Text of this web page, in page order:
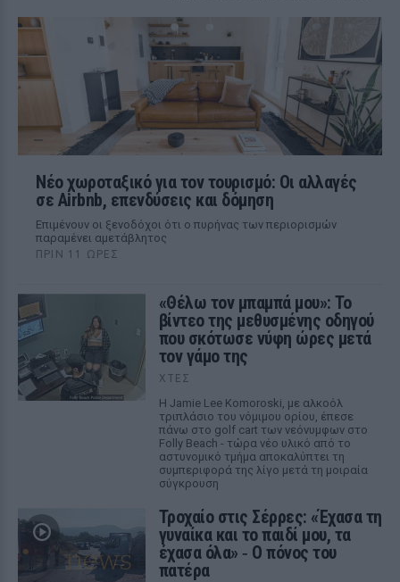
Νέο χωροταξικό για τον τουρισμό: Οι αλλαγές
σε Airbnb, επενδύσεις και δόμηση
Επιμένουν οι ξενοδόχοι ότι ο πυρήνας των περιορισμών
παραμένει αμετάβλητος
ΠΡΙΝ 11 ΏΡΕΣ
«Θέλω τον μπαμπά μου»: Το
βίντεο της μεθυσμένης οδηγού
που σκότωσε νύφη ώρες μετά
τον γάμο της
ΧΤΕΣ
Η Jamie Lee Komoroski, με αλκοόλ
τριπλάσιο του νόμιμου ορίου, έπεσε
πάνω στο golf cart των νεόνυμφων στο
Folly Beach - τώρα νέο υλικό από το
αστυνομικό τμήμα αποκαλύπτει τη
συμπεριφορά της λίγο μετά τη μοιραία
σύγκρουση
Τροχαίο στις Σέρρες: «Έχασα τη
γυναίκα και το παιδί μου, τα
έχασα όλα» ‑ Ο πόνος του
πατέρα